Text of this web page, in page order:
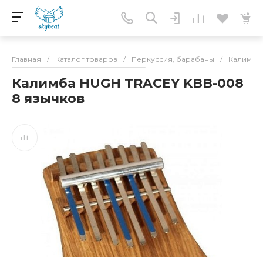
Главная / Каталог товаров / Перкуссия, барабаны / Калимбы
Калимба HUGH TRACEY KBB-008
8 язычков